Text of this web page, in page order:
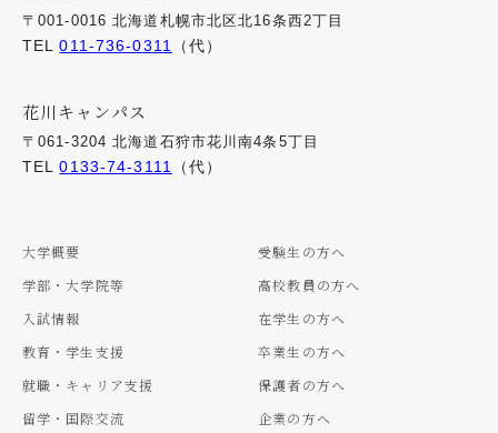
〒001-0016 北海道札幌市北区北16条西2丁目
TEL011-736-0311 （代）
花川キャンパス
〒061-3204 北海道石狩市花川南4条5丁目
TEL0133-74-3111 （代）
大学概要
学部・大学院等
入試情報
教育・学生支援
就職・キャリア支援
留学・国際交流
受験生の方へ
高校教員の方へ
在学生の方へ
卒業生の方へ
保護者の方へ
企業の方へ